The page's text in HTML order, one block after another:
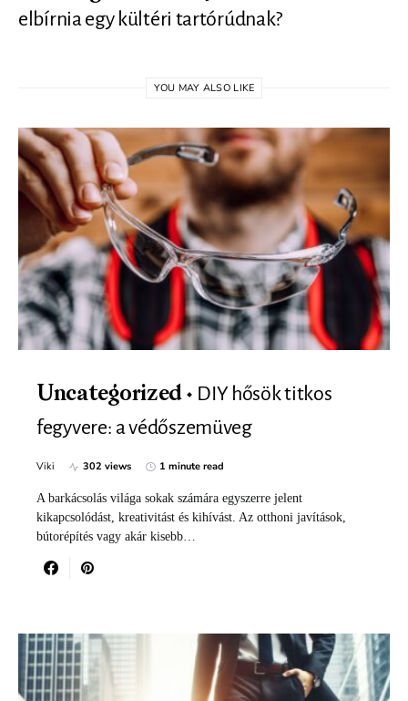
elbírnia egy kültéri tartórúdnak?
YOU MAY ALSO LIKE
Uncategorized
DIY hősök titkos
fegyvere: a védőszemüveg
Viki 302 views 1 minute read
A barkácsolás világa sokak számára egyszerre jelent
kikapcsolódást, kreativitást és kihívást. Az otthoni javítások,
bútorépítés vagy akár kisebb…